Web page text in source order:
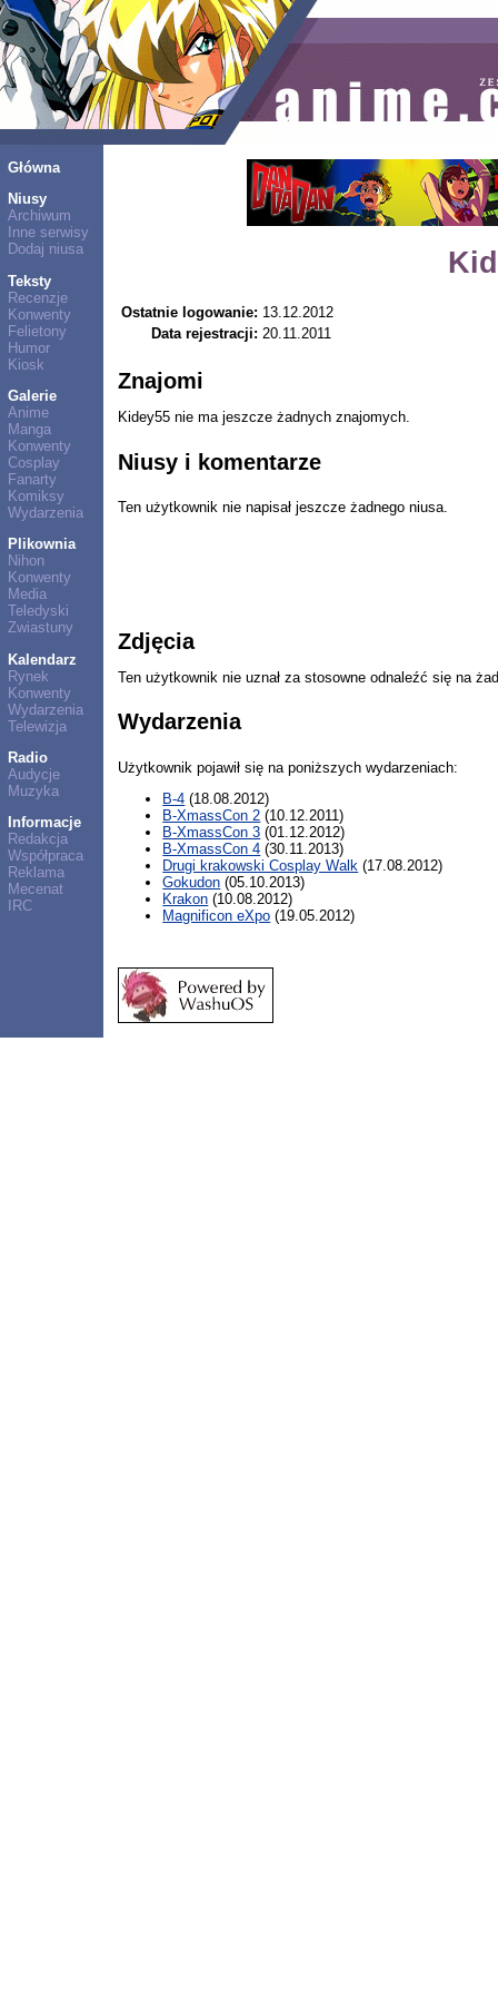
Główna
Niusy
Archiwum
Inne serwisy
Dodaj niusa
Teksty
Recenzje
Konwenty
Felietony
Humor
Kiosk
Galerie
Anime
Manga
Konwenty
Cosplay
Fanarty
Komiksy
Wydarzenia
Plikownia
Nihon
Konwenty
Media
Teledyski
Zwiastuny
Kalendarz
Rynek
Konwenty
Wydarzenia
Telewizja
Radio
Audycje
Muzyka
Informacje
Redakcja
Współpraca
Reklama
Mecenat
IRC
Ostatnie logowanie: 13.12.2012
Data rejestracji: 20.11.2011
Znajomi
Kidey55 nie ma jeszcze żadnych znajomych.
Niusy i komentarze
Ten użytkownik nie napisał jeszcze żadnego niusa.
Zdjęcia
Ten użytkownik nie uznał za stosowne odnaleźć się na
Wydarzenia
Użytkownik pojawił się na poniższych wydarzeniach:
B-4 (18.08.2012)
B-XmassCon 2 (10.12.2011)
B-XmassCon 3 (01.12.2012)
B-XmassCon 4 (30.11.2013)
Drugi krakowski Cosplay Walk (17.08.2012)
Gokudon (05.10.2013)
Krakon (10.08.2012)
Magnificon eXpo (19.05.2012)